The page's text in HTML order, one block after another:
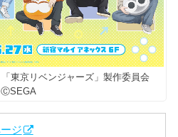
東京リベンジャーズ」製作委員会
ⒸSEGA
ジ